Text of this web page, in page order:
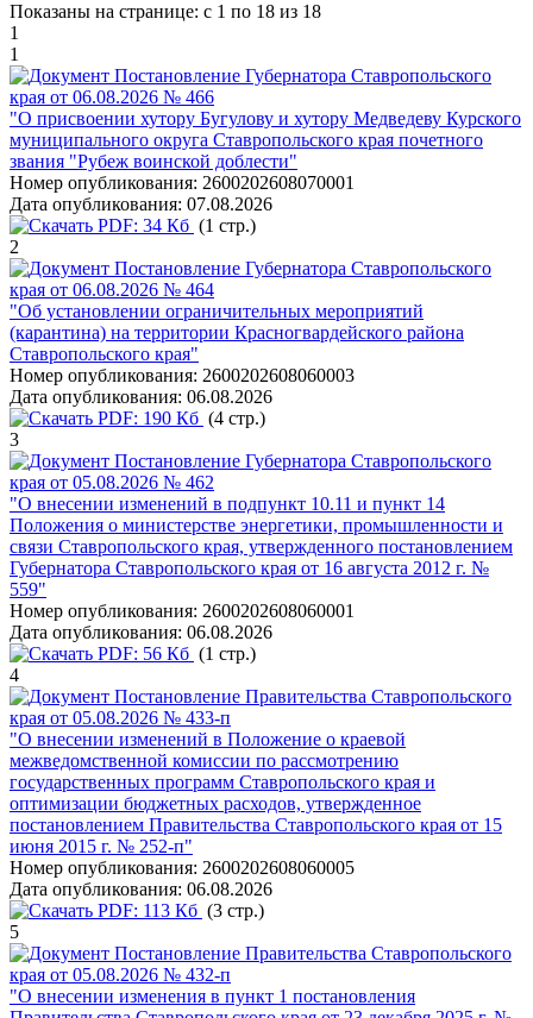
Показаны на странице: с 1 по 18 из 18
1
1
Постановление Губернатора Ставропольского
края от 06.08.2026 № 466
"О присвоении хутору Бугулову и хутору Медведеву Курского
муниципального округа Ставропольского края почетного
звания "Рубеж воинской доблести"
Номер опубликования: 2600202608070001
Дата опубликования: 07.08.2026
PDF: 34 Кб (1 стр.)
2
Постановление Губернатора Ставропольского
края от 06.08.2026 № 464
"Об установлении ограничительных мероприятий
(карантина) на территории Красногвардейского района
Ставропольского края"
Номер опубликования: 2600202608060003
Дата опубликования: 06.08.2026
PDF: 190 Кб (4 стр.)
3
Постановление Губернатора Ставропольского
края от 05.08.2026 № 462
"О внесении изменений в подпункт 10.11 и пункт 14
Положения о министерстве энергетики, промышленности и
связи Ставропольского края, утвержденного постановлением
Губернатора Ставропольского края от 16 августа 2012 г. №
559"
Номер опубликования: 2600202608060001
Дата опубликования: 06.08.2026
PDF: 56 Кб (1 стр.)
4
Постановление Правительства Ставропольского
края от 05.08.2026 № 433-п
"О внесении изменений в Положение о краевой
межведомственной комиссии по рассмотрению
государственных программ Ставропольского края и
оптимизации бюджетных расходов, утвержденное
постановлением Правительства Ставропольского края от 15
июня 2015 г. № 252-п"
Номер опубликования: 2600202608060005
Дата опубликования: 06.08.2026
PDF: 113 Кб (3 стр.)
5
Постановление Правительства Ставропольского
края от 05.08.2026 № 432-п
"О внесении изменения в пункт 1 постановления